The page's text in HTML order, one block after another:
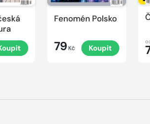
Fenomén Polsko
79 Kč Koupit